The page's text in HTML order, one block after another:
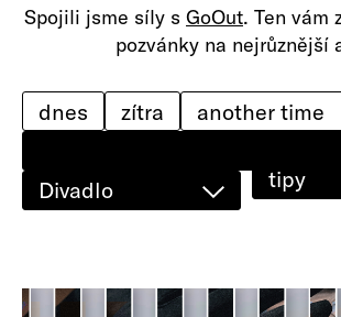
TV program
edu
Spojili jsme síly s GoOut. Ten vám
pozvánky na nejrůznější
Divadlo
dnes zítra
tipy